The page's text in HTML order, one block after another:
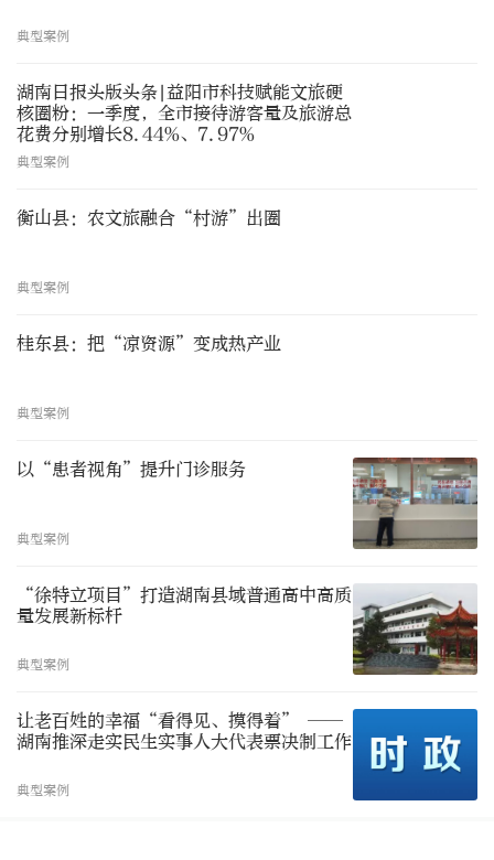
典型案例
湖南日报头版头条|益阳市科技赋能文旅硬
核圈粉：一季度，全市接待游客量及旅游总
花费分别增长8.44%、7.97%
典型案例
衡山县：农文旅融合“村游”出圈
典型案例
桂东县：把“凉资源”变成热产业
典型案例
以“患者视角”提升门诊服务
典型案例
“徐特立项目”打造湖南县域普通高中高质
量发展新标杆
典型案例
让老百姓的幸福“看得见、摸得着” ——
湖南推深走实民生实事人大代表票决制工作
典型案例